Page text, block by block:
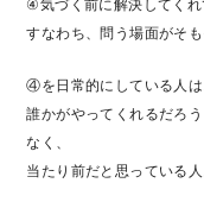
④気づく前に解決してくれ
すなわち、問う場面がそ
④を日常的にしている人は
誰かがやってくれるだろ
なく、
当たり前だと思っている人